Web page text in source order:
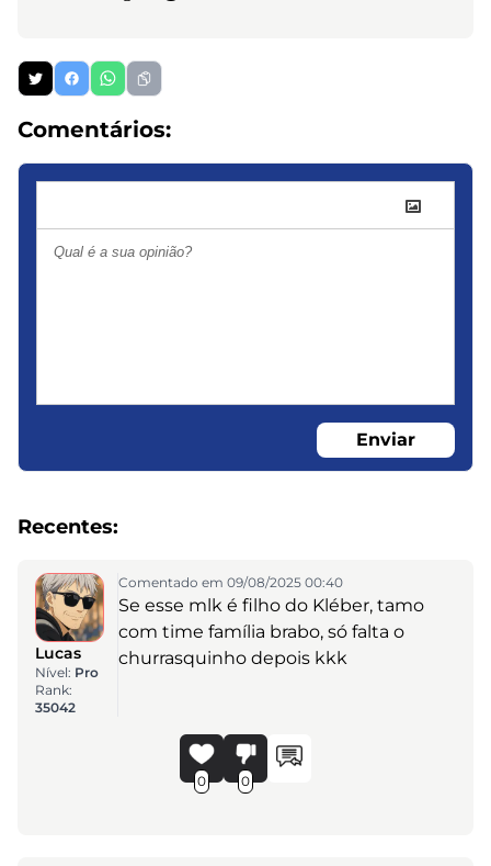
Comentários:
Enviar
Recentes:
Lucas
Nível: Pro
Rank:
35042
Comentado em 09/08/2025 00:40
Se esse mlk é filho do Kléber, tamo
com time família brabo, só falta o
churrasquinho depois kkk
0 0